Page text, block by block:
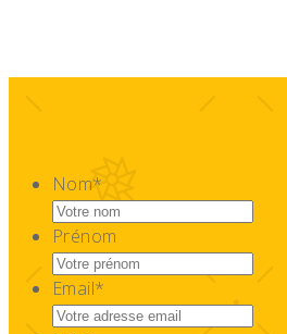
Nom*
Prénom
Email*